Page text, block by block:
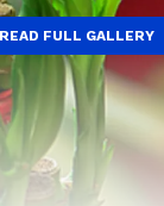
FULL GALLERY